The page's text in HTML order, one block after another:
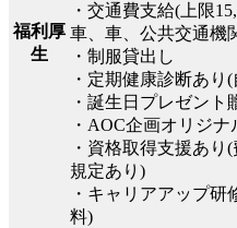
福利厚
生
・交通費支給(上限
車、車、公共交通機
・制服貸出し
・定期健康診断あり
・誕生日プレゼント
・AOC企画オリジ
・資格取得支援あり
規定あり)
・キャリアアップ
料)